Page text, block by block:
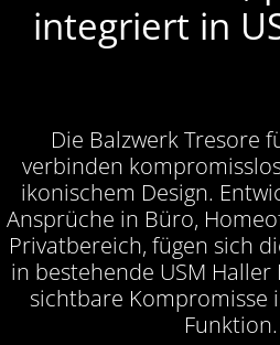
integriert in
Die Balzwerk Tresore
verbinden
ikonischem Design.
Ansprüche in Büro,
Privatbereich, fügen sich
in bestehende USM
sichtbare Kompromisse
Funktion.